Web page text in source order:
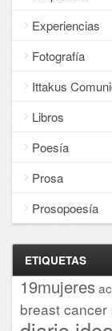
Experiencias
Fotografía
Ittakus
Libros
Poesía
Prosa
Prosopoesía
ETIQUETAS
19mujeres
breast cancer